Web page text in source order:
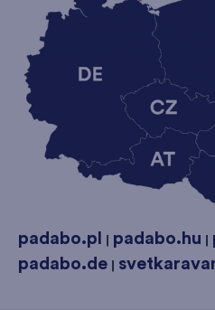
padabo.pl | padabo.hu |
padabo.de |